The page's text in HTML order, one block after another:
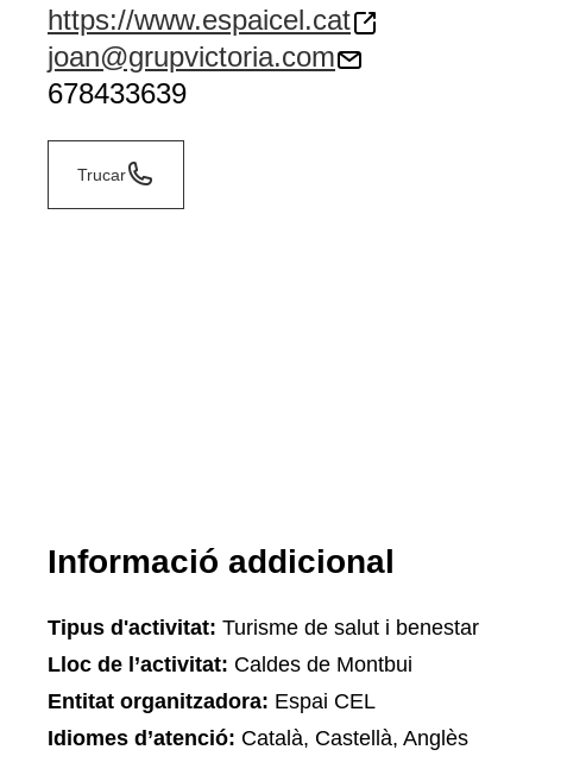
https://www.espaicel.cat
joan@grupvictoria.com
678433639
Trucar
Informació addicional
Tipus d'activitat: Turisme de salut i benestar
Lloc de l’activitat: Caldes de Montbui
Entitat organitzadora: Espai CEL
Idiomes d’atenció: Català, Castellà, Anglès